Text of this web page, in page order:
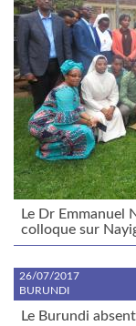
Le Dr Emmanuel
colloque sur
26/07/2017
BURUNDI
Le Burundi